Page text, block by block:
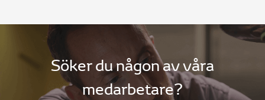
Söker du någon av våra
medarbetare?